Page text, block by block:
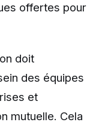
offertes pour
doit
des équipes
et
mutuelle. Cela